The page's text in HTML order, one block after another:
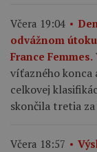
Včera 19:04
odvážnom
France Femmes.
víťazného konca
celkovej
skončila tretia
Včera 18:57